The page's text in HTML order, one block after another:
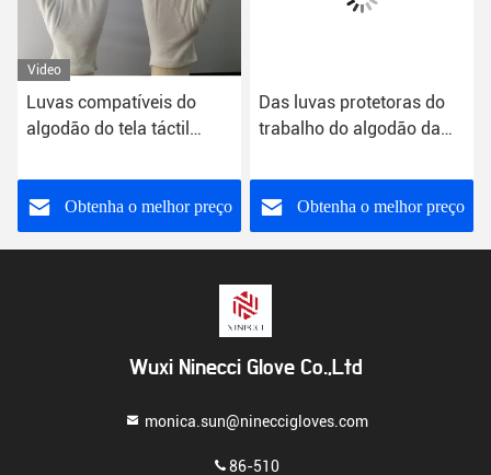
Video
Luvas compatíveis do
algodão do tela táctil
toque esperto do iphone
da maçã da prata do finge
do telefone que joga jogos
Obtenha o melhor preço
Das luvas protetoras do
trabalho do algodão da
dos homens pesados
Obtenha o melhor preço
Wuxi Ninecci Glove Co.,Ltd
monica.sun@nineccigloves.com
86-510